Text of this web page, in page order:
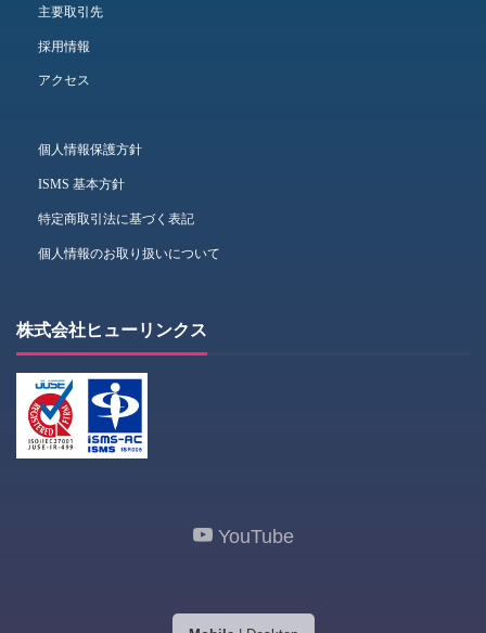
主要取引先
採用情報
アクセス
個人情報保護方針
ISMS 基本方針
特定商取引法に基づく表記
個人情報のお取り扱いについて
株式会社ヒューリンクス
YouTube